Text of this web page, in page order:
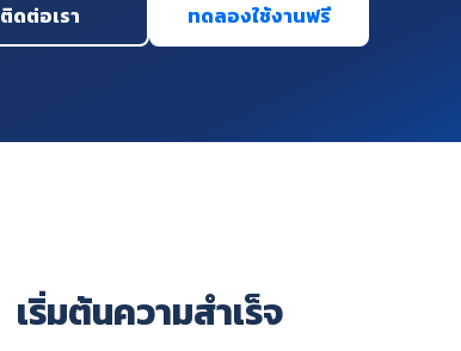
ติดต่อเรา ทดลองใช้งานฟรี
เริ่มต้นความสำเร็จ